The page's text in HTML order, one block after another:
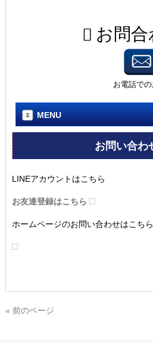
LINEアカウントはこちら
お友達登録はこちら
ホームページのお問い合わせはこちら
« 前のページ